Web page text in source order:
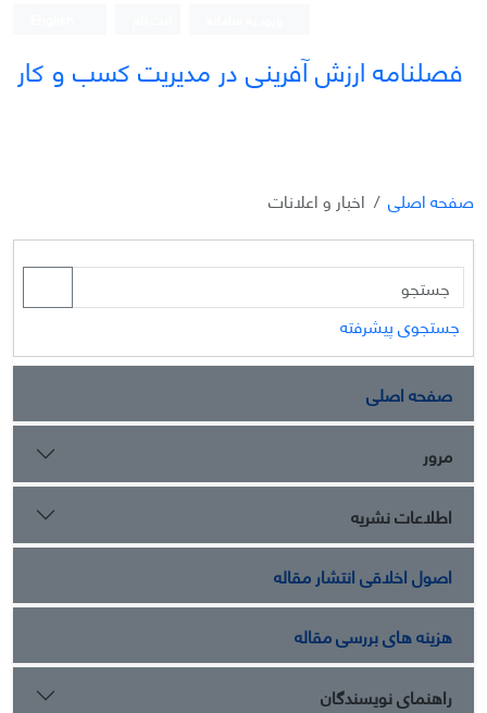
فصلنامه ارزش آفرینی در مدیریت کسب و کار
صفحه اصلی اخبار و اعلانات
جستجوی پیشرفته
صفحه اصلی
مرور
اطلاعات نشریه
اصول اخلاقی انتشار مقاله
هزینه های بررسی مقاله
راهنمای نویسندگان